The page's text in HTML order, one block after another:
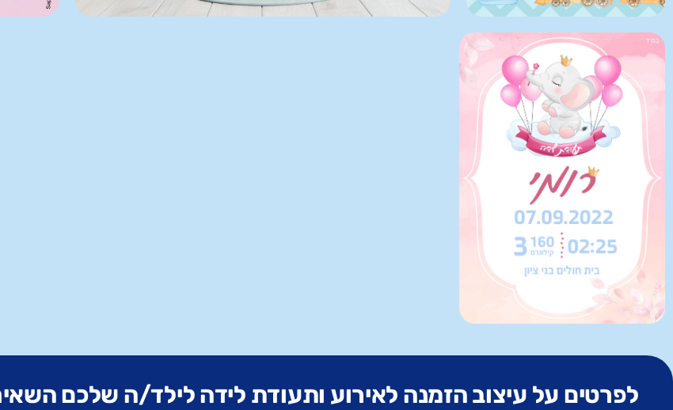
לפרטים על עיצוב הזמנה לאירוע ותעודת לידה לילד/ה שלכם